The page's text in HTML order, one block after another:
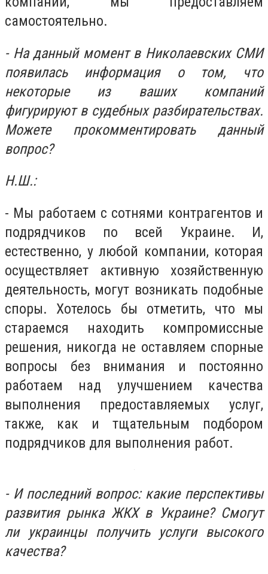
самостоятельно.
- На данный момент в Николаевских СМИ
появилась информация о том, что
некоторые из ваших компаний
фигурируют в судебных разбирательствах.
Можете прокомментировать данный
вопрос?
Н.Ш.:
- Мы работаем с сотнями контрагентов и
подрядчиков по всей Украине. И,
естественно, у любой компании, которая
осуществляет активную хозяйственную
деятельность, могут возникать подобные
споры. Хотелось бы отметить, что мы
стараемся находить компромиссные
решения, никогда не оставляем спорные
вопросы без внимания и постоянно
работаем над улучшением качества
выполнения предоставляемых услуг,
также, как и тщательным подбором
подрядчиков для выполнения работ.
- И последний вопрос: какие перспективы
развития рынка ЖКХ в Украине? Смогут
ли украинцы получить услуги высокого
качества?